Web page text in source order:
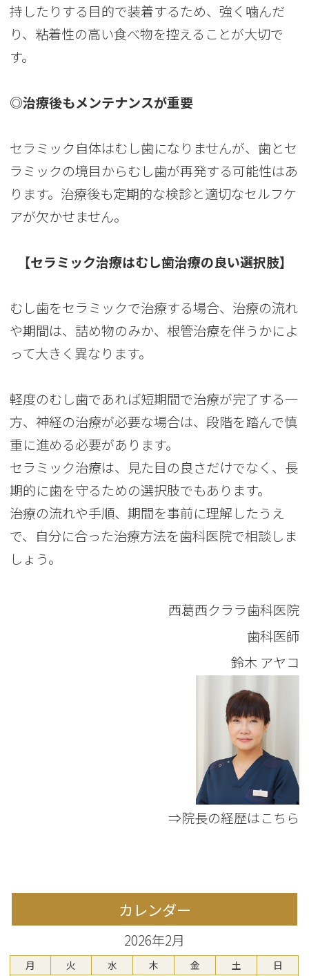
持したりする目的で装着するため、強く噛んだ
り、粘着性の高い食べ物を控えることが大切で
す。
◎治療後もメンテナンスが重要
セラミック自体はむし歯になりませんが、歯とセ
ラミックの境目からむし歯が再発する可能性はあ
ります。治療後も定期的な検診と適切なセルフケ
アが欠かせません。
【セラミック治療はむし歯治療の良い選択肢】
むし歯をセラミックで治療する場合、治療の流れ
や期間は、詰め物のみか、根管治療を伴うかによ
って大きく異なります。
軽度のむし歯であれば短期間で治療が完了する一
方、神経の治療が必要な場合は、段階を踏んで慎
重に進める必要があります。
セラミック治療は、見た目の良さだけでなく、長
期的に歯を守るための選択肢でもあります。
治療の流れや手順、期間を事前に理解したうえ
で、自分に合った治療方法を歯科医院で相談しま
しょう。
西葛西クララ歯科医院
歯科医師
鈴木 アヤコ
⇒院長の経歴はこちら
カレンダー
2026年2月
月 火 水 木 金 土 日